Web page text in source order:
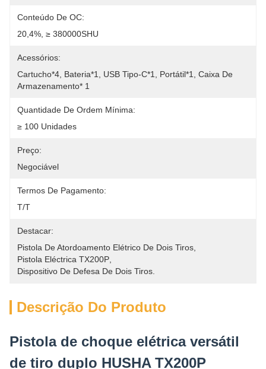
Conteúdo De OC:
20,4%, ≥ 380000SHU
Acessórios:
Cartucho*4, Bateria*1, USB Tipo-C*1, Portátil*1, Caixa De
Armazenamento* 1
Quantidade De Ordem Mínima:
≥ 100 Unidades
Preço:
Negociável
Termos De Pagamento:
T/T
Destacar:
Pistola De Atordoamento Elétrico De Dois Tiros
Pistola Eléctrica TX200P
Dispositivo De Defesa De Dois Tiros.
Descrição Do Produto
Pistola de choque elétrica versátil
de tiro duplo HUSHA TX200P